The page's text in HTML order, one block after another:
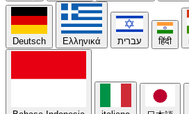
Deutsch Ελληνικά עברית हिंदी